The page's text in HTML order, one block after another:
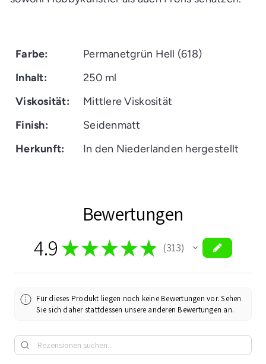
Farbe:
Permanetgrün Hell (618)
Inhalt:
250 ml
Viskosität:
Mittlere Viskosität
Finish:
Seidenmatt
Herkunft:
In den Niederlanden hergestellt
Bewertungen
4.9 ★★★★★ 313
313
Für dieses Produkt liegen noch keine Bewertungen vor. Sehen
Sie sich daher stattdessen unsere anderen Bewertungen an.